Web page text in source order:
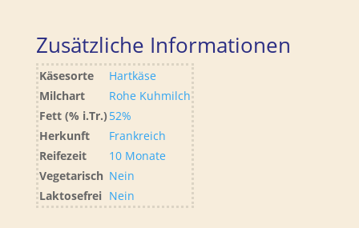
Zusätzliche Informationen
Käsesorte
Hartkäse
Milchart
Rohe Kuhmilch
Fett (% i.Tr.) 52%
Herkunft
Frankreich
Reifezeit
10 Monate
Vegetarisch Nein
Laktosefrei Nein